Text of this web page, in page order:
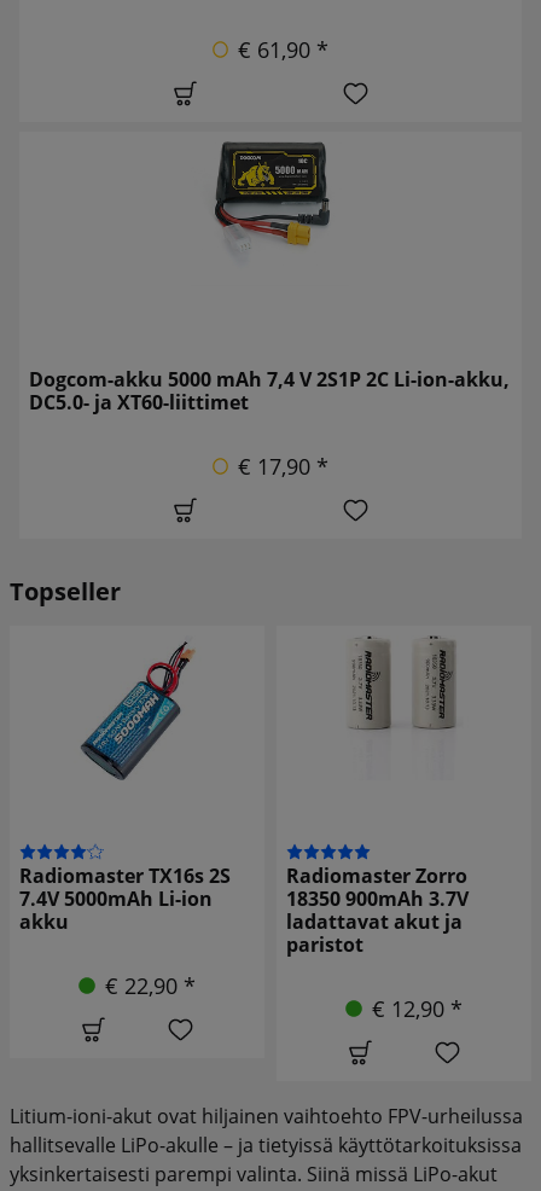
€ 61,90 *
Dogcom-akku 5000 mAh 7,4 V 2S1P 2C Li-ion-akku,
DC5.0- ja XT60-liittimet
€ 17,90 *
Topseller
Radiomaster TX16s 2S
7.4V 5000mAh Li-ion
akku
€ 22,90 *
Radiomaster Zorro
18350 900mAh 3.7V
ladattavat akut ja
paristot
€ 12,90 *
Litium-ioni-akut ovat hiljainen vaihtoehto FPV-urheilussa
hallitsevalle LiPo-akulle – ja tietyissä käyttötarkoituksissa
yksinkertaisesti parempi valinta. Siinä missä LiPo-akut